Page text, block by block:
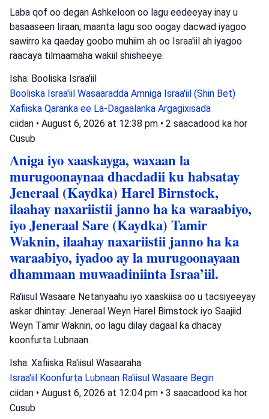
Laba qof oo degan Ashkeloon oo lagu eedeeyay inay u
basaaseen Iiraan; maanta lagu soo oogay dacwad iyagoo
sawirro ka qaaday goobo muhiim ah oo Israa'iil ah iyagoo
raacaya tilmaamaha wakiil shisheeye.
Isha: Booliska Israa'iil
Booliska Israa'iil Wasaaradda Amniga Israa'iil (Shin Bet)
Xafiiska Qaranka ee La-Dagaalanka Argagixisada
ciidan • August 6, 2026 at 12:38 pm • 2 saacadood ka hor
Cusub
Aniga iyo xaaskayga, waxaan la
murugoonaynaa dhacdadii ku habsatay
Jeneraal (Kaydka) Harel Birnstock,
ilaahay naxariistii janno ha ka waraabiyo,
iyo Jeneraal Sare (Kaydka) Tamir
Waknin, ilaahay naxariistii janno ha ka
waraabiyo, iyadoo ay la murugoonayaan
dhammaan muwaadiniinta Israa’iil.
Ra'iisul Wasaare Netanyaahu iyo xaaskiisa oo u tacsiyeeyay
askar dhintay: Jeneraal Weyn Harel Birnstock iyo Saajiid
Weyn Tamir Waknin, oo lagu dilay dagaal ka dhacay
koonfurta Lubnaan.
Isha: Xafiiska Ra'iisul Wasaaraha
Israa'iil Koonfurta Lubnaan Ra'iisul Wasaare Begin
ciidan • August 6, 2026 at 12:04 pm • 3 saacadood ka hor
Cusub